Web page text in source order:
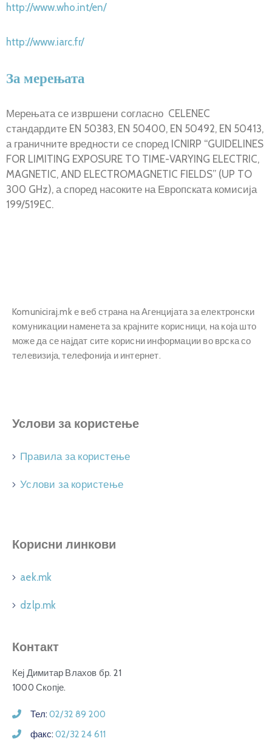
http://www.who.int/en/
http://www.iarc.fr/
За мерењата
Мерењата се извршени согласно CELENEC
стандардите EN 50383, EN 50400, EN 50492, EN 50413,
а граничните вредности се според ICNIRP “GUIDELINES
FOR LIMITING EXPOSURE TO TIME-VARYING ELECTRIC,
MAGNETIC, AND ELECTROMAGNETIC FIELDS” (UP TO
300 GHz), а според насоките на Европската комисија
199/519EC.
Komuniciraj.mk е веб страна на Агенцијата за електронски
комуникации наменета за крајните корисници, на која што
може да се најдат сите корисни информации во врска со
телевизија, телефонија и интернет.
Услови за користење
Правила за користење
Услови за користење
Корисни линкови
aek.mk
dzlp.mk
Контакт
Кеј Димитар Влахов бр. 21
1000 Скопје.
Тел: 02/32 89 200
факс: 02/32 24 611